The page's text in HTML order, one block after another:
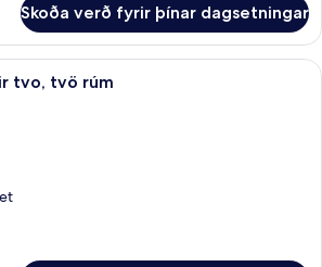
Skoða verð fyrir þínar dagsetningar
Míníbar, öryggishólf í herbergi,
tvo, tvö rúm